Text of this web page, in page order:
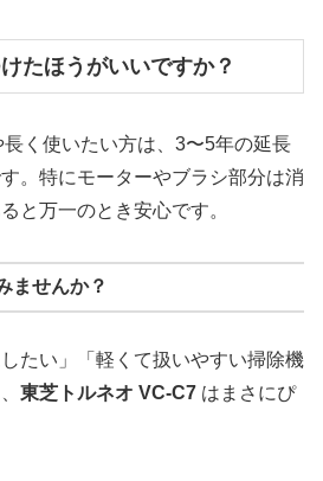
たほうがいいですか？
く使いたい方は、3〜5年の延長
。特にモーターやブラシ部分は消
と万一のとき安心です。
ませんか？
たい」「軽くて扱いやすい掃除機
東芝トルネオ VC-C7 はまさにぴ